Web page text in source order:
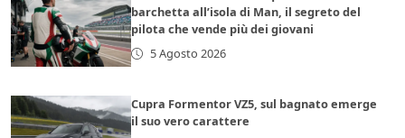
barchetta all’isola di Man, il segreto del
pilota che vende più dei giovani
5 Agosto 2026
Cupra Formentor VZ5, sul bagnato emerge
il suo vero carattere